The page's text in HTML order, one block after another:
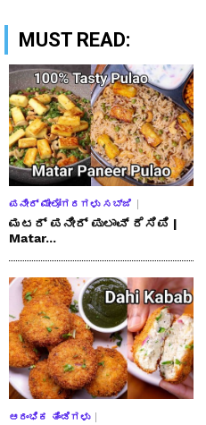
MUST READ:
ಪನೀರ್ ಮೇಲೋಗರಗಳು ಸಬ್ಜಿ
ಮಟರ್ ಪನೀರ್ ಪುಲಾವ್ ರೆಸಿಪಿ |
Matar...
ಆರಂಭಿಕ ತಿಂಡಿಗಳು